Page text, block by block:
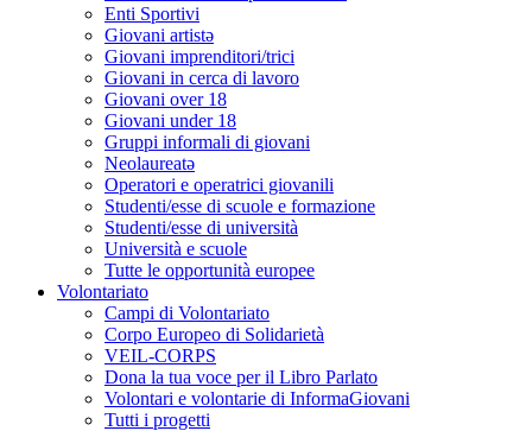
Enti Sportivi
Giovani artistə
Giovani imprenditori/trici
Giovani in cerca di lavoro
Giovani over 18
Giovani under 18
Gruppi informali di giovani
Neolaureatə
Operatori e operatrici giovanili
Studenti/esse di scuole e formazione
Studenti/esse di università
Università e scuole
Tutte le opportunità europee
Volontariato
Campi di Volontariato
Corpo Europeo di Solidarietà
VEIL-CORPS
Dona la tua voce per il Libro Parlato
Volontari e volontarie di InformaGiovani
Tutti i progetti